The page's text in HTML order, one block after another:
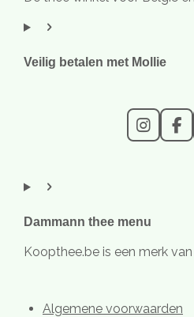
Veilig betalen met Mollie
I
n
r
m
F
a
Dammann thee menu
Koopthee.be is een merk
Algemene voorwaarden